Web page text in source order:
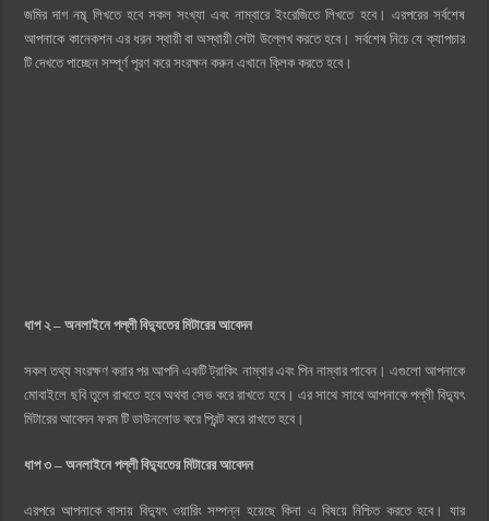
জমির দাগ নম্ব্‌ লিখতে হবে সকল সংখ্যা এবং নাম্বারে ইংরেজিতে লিখতে হবে। এরপরের সর্বশেষ
আপনাকে কানেকশন এর ধরন স্থায়ী বা অস্থায়ী সেটা উল্লেখ করতে হবে। সর্বশেষ নিচে যে ক্যাপচার
টি দেখতে পাচ্ছেন সম্পূর্ণ পূরণ করে সংরক্ষন করুন এখানে ক্লিক করতে হবে।
ধাপ ২ – অনলাইনে পল্লী বিদ্যুতের মিটারের আবেদন
সকল তথ্য সংরক্ষণ করার পর আপনি একটি ট্রাকিং নাম্বার এবং পিন নাম্বার পাবেন। এগুলো আপনাকে
মোবাইলে ছবি তুলে রাখতে হবে অথবা সেভ করে রাখতে হবে। এর সাথে সাথে আপনাকে পল্লী বিদ্যুৎ
মিটারের আবেদন ফরম টি ডাউনলোড করে প্রিন্ট করে রাখতে হবে।
ধাপ ৩ – অনলাইনে পল্লী বিদ্যুতের মিটারের আবেদন
এরপরে আপনাকে বাসায় বিদ্যুৎ ওয়ারিং সম্পন্ন হয়েছে কিনা এ বিষয়ে নিশ্চিত করতে হবে। যার